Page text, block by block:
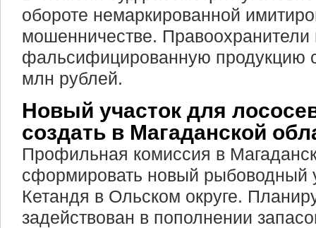
обороте немаркированной
мошенничестве. Правоохранители
фальсифицированную продукцию
млн рублей.
Новый участок для
создать в Магаданской
Профильная комиссия в
сформировать новый рыбоводный
Кетандя в Ольском округе.
задействован в пополнении